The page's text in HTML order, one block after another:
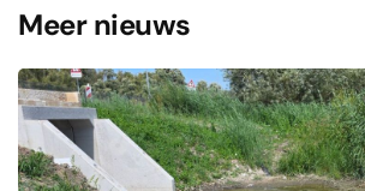
Meer nieuws